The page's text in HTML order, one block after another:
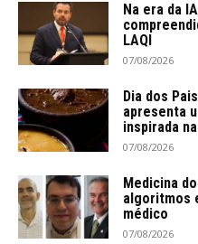
Na era da
LAQI
07/08/2026
Dia dos
apresenta
inspirada
07/08/2026
Medicina
algoritmos
médico
07/08/2026